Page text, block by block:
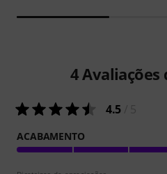
4Avaliações
4.5
ACABAMENTO